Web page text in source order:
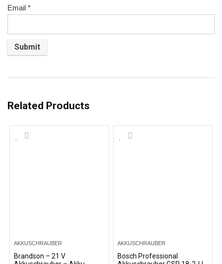
Email *
Related Products
AKKUSCHRAUBER
Brandson – 21 V
AKKUSCHRAUBER
Bosch Professional